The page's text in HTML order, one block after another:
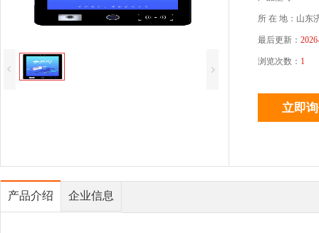
所 在 地：山东
最后更新：
浏览次数： 1
产品介绍 企业信息